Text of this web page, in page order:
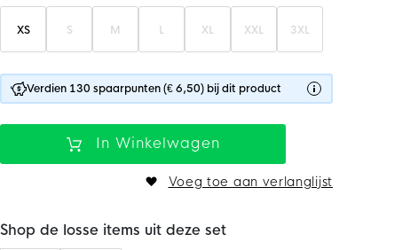
XS S M L XL XXL 3XL
Verdien 130 spaarpunten (€ 6,50) bij dit product
In Winkelwagen
Voeg toe aan verlanglijst
Shop de losse items uit deze set